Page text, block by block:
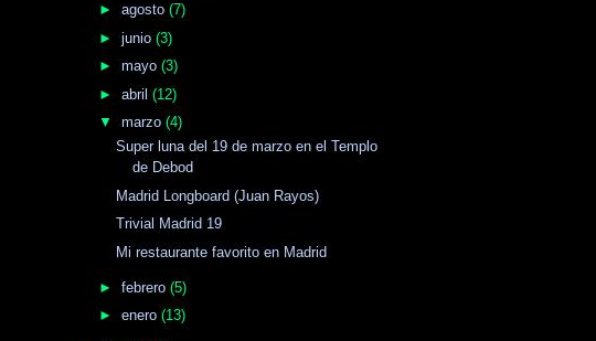
► agosto (7)
► junio (3)
► mayo (3)
► abril (12)
▼ marzo (4)
Super luna del 19 de marzo en el Templo
de Debod
Madrid Longboard (Juan Rayos)
Trivial Madrid 19
Mi restaurante favorito en Madrid
► febrero (5)
► enero (13)